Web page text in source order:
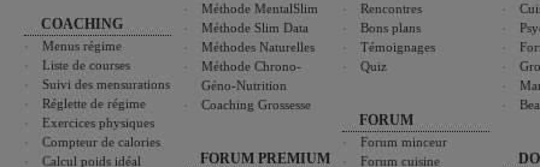
COACHING
Menus régime
Liste de courses
Suivi des mensurations
Réglette de régime
Exercices physiques
Compteur de calories
Calcul poids idéal
Méthode MentalSlim
Méthode Slim Data
Méthodes Naturelles
Méthode Chrono-
Géno-Nutrition
Coaching Grossesse
FORUM PREMIUM
Rencontres
Bons plans
Témoignages
Quiz
FORUM
Forum minceur
Forum cuisine